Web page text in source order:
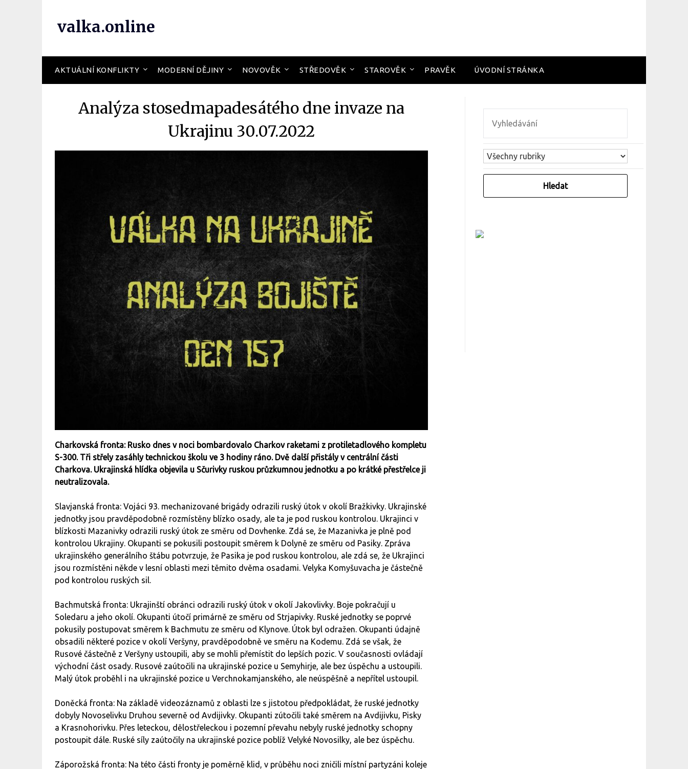
valka.online
AKTUÁLNÍ KONFLIKTY MODERNÍ DĚJINY NOVOVĚK STŘEDOVĚK STAROVĚK PRAVĚK ÚVODNÍ STRÁNKA
Analýza stosedmapadesátého dne invaze na
Ukrajinu 30.07.2022
Charkovská fronta: Rusko dnes v noci bombardovalo Charkov raketami z protiletadlového kompletu
S-300. Tři střely zasáhly technickou školu ve 3 hodiny ráno. Dvě další přistály v centrální části
Charkova. Ukrajinská hlídka objevila u Sčurivky ruskou průzkumnou jednotku a po krátké přestřelce ji
neutralizovala.
Slavjanská fronta: Vojáci 93. mechanizované brigády odrazili ruský útok v okolí Bražkivky. Ukrajinské
jednotky jsou pravděpodobně rozmístěny blízko osady, ale ta je pod ruskou kontrolou. Ukrajinci v
blízkosti Mazanivky odrazili ruský útok ze směru od Dovhenke. Zdá se, že Mazanivka je plně pod
kontrolou Ukrajiny. Okupanti se pokusili postoupit směrem k Dolyně ze směru od Pasiky. Zpráva
ukrajinského generálního štábu potvrzuje, že Pasika je pod ruskou kontrolou, ale zdá se, že Ukrajinci
jsou rozmístěni někde v lesní oblasti mezi těmito dvěma osadami. Velyka Komyšuvacha je částečně
pod kontrolou ruských sil.
Bachmutská fronta: Ukrajinští obránci odrazili ruský útok v okolí Jakovlivky. Boje pokračují u
Soledaru a jeho okolí. Okupanti útočí primárně ze směru od Strjapivky. Ruské jednotky se poprvé
pokusily postupovat směrem k Bachmutu ze směru od Klynove. Útok byl odražen. Okupanti údajně
obsadili některé pozice v ​​okolí Veršyny, pravděpodobně ve směru na Kodemu. Zdá se však, že
Rusové částečně z Veršyny ustoupili, aby se mohli přemístit do lepších pozic. V současnosti ovládají
východní část osady. Rusové zaútočili na ukrajinské pozice u Semyhirje, ale bez úspěchu a ustoupili.
Malý útok proběhl i na ukrajinské pozice u Verchnokamjanského, ale neúspěšně a nepřítel ustoupil.
Doněcká fronta: Na základě videozáznamů z oblasti lze s jistotou předpokládat, že ruské jednotky
dobyly Novoselivku Druhou severně od Avdijivky. Okupanti zútočili také směrem na Avdijivku, Pisky
a Krasnohorivku. Přes leteckou, dělostřeleckou i pozemní převahu nebyly ruské jednotky schopny
postoupit dále. Ruské síly zaútočily na ukrajinské pozice poblíž Velyké Novosilky, ale bez úspěchu.
Záporožská fronta: Na této části fronty je poměrně klid, v průběhu noci zničili místní partyzáni koleje